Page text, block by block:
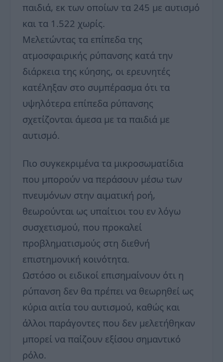
παιδιά, εκ των οποίων τα 245 με αυτισμό
και τα 1.522 χωρίς.
Μελετώντας τα επίπεδα της
ατμοσφαιρικής ρύπανσης κατά την
διάρκεια της κύησης, οι ερευνητές
κατέληξαν στο συμπέρασμα ότι τα
υψηλότερα επίπεδα ρύπανσης
σχετίζονται άμεσα με τα παιδιά με
αυτισμό.
Πιο συγκεκριμένα τα μικροσωματίδια
που μπορούν να περάσουν μέσω των
πνευμόνων στην αιματική ροή,
θεωρούνται ως υπαίτιοι του εν λόγω
συσχετισμού, που προκαλεί
προβληματισμούς στη διεθνή
επιστημονική κοινότητα.
Ωστόσο οι ειδικοί επισημαίνουν ότι η
ρύπανση δεν θα πρέπει να θεωρηθεί ως
κύρια αιτία του αυτισμού, καθώς και
άλλοι παράγοντες που δεν μελετήθηκαν
μπορεί να παίζουν εξίσου σημαντικό
ρόλο.